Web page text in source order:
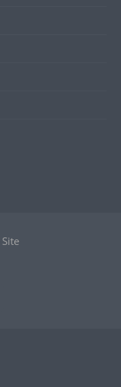
Site